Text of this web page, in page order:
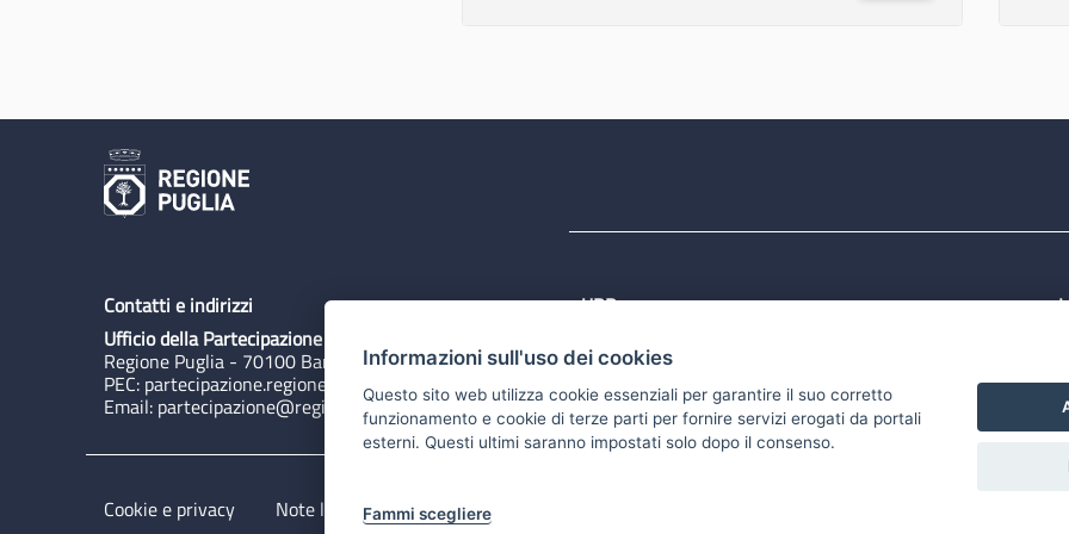
Contatti e indirizzi
Ufficio della Partecipazione
Regione Puglia - 70100 Bari, Lungomare N. Sauro 31
PEC: partecipazione.regione@pec.rupar.puglia.it
Email: partecipazione@regione.puglia.it
URP
Email:quiregione@regione.puglia.it
Rubrica
Cookie e privacy Note legali Dichiarazione di accessibilità
Informazioni sull'uso dei cookies
Questo sito web utilizza cookie essenziali per garantire il suo corretto
funzionamento e cookie di terze parti per fornire servizi erogati da portali
esterni. Questi ultimi saranno impostati solo dopo il consenso.
Fammi scegliere